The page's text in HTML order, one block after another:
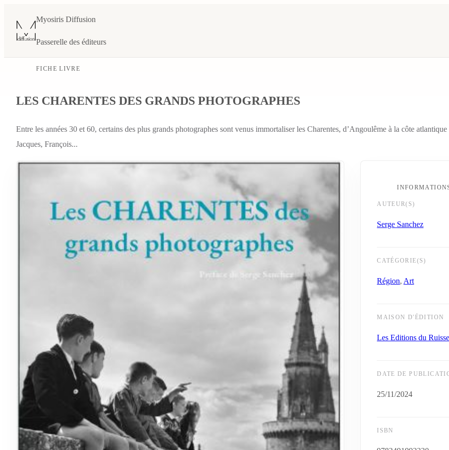
Myosiris Diffusion
Passerelle des éditeurs
FICHE LIVRE
LES CHARENTES DES GRANDS PHOTOGRAPHES
Entre les années 30 et 60, certains des plus grands photographes sont venus immortaliser les Charentes, d’Angoulême à la côte
Jacques, François...
AUTEUR(S)
Serge Sanchez
CATÉGORIE(S)
Région, Art
MAISON D'ÉDITION
Les Editions du
DATE DE
25/11/2024
ISBN